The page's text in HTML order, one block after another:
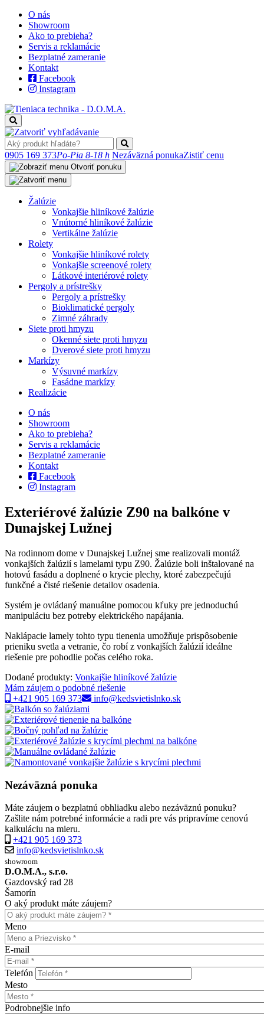
O nás
Showroom
Ako to prebieha?
Servis a reklamácie
Bezplatné zameranie
Kontakt
Facebook
Instagram
0905 169 373Po-Pia 8-18 h Nezáväzná ponukaZistiť cenu
Otvoriť ponuku
Žalúzie
Vonkajšie hliníkové žalúzie
Vnútorné hliníkové žalúzie
Vertikálne žalúzie
Rolety
Vonkajšie hliníkové rolety
Vonkajšie screenové rolety
Látkové interiérové rolety
Pergoly a prístrešky
Pergoly a prístrešky
Bioklimatické pergoly
Zimné záhrady
Siete proti hmyzu
Okenné siete proti hmyzu
Dverové siete proti hmyzu
Markízy
Výsuvné markízy
Fasádne markízy
Realizácie
O nás
Showroom
Ako to prebieha?
Servis a reklamácie
Bezplatné zameranie
Kontakt
Facebook
Instagram
Exteriérové žalúzie Z90 na balkóne v
Dunajskej Lužnej
Na rodinnom dome v Dunajskej Lužnej sme realizovali montáž
vonkajších žalúzií s lamelami typu Z90. Žalúzie boli inštalované na
hotovú fasádu a doplnené o krycie plechy, ktoré zabezpečujú
funkčné a čisté riešenie detailov osadenia.
Systém je ovládaný manuálne pomocou kľuky pre jednoduchú
manipuláciu bez potreby elektrického napájania.
Naklápacie lamely tohto typu tienenia umožňuje prispôsobenie
prieniku svetla a vetranie, čo robí z vonkajších žalúzií ideálne
riešenie pre pohodlie počas celého roka.
Dodané produkty: Vonkajšie hliníkové žalúzie
Mám záujem o podobné riešenie
+421 905 169 373
info@kedsvietislnko.sk
Nezáväzná ponuka
Máte záujem o bezplatnú obhliadku alebo nezáväznú ponuku?
Zašlite nám potrebné informácie a radi pre vás pripravíme cenovú
kalkuláciu na mieru.
+421 905 169 373
info@kedsvietislnko.sk
showroom
D.O.M.A., s.r.o.
Gazdovský rad 28
Šamorín
O aký produkt máte záujem?
Meno
E-mail
Telefón
Mesto
Podrobnejšie info